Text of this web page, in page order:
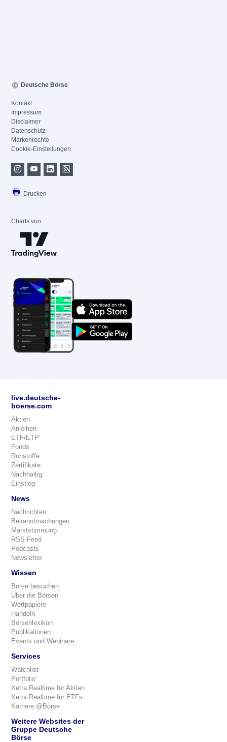
Deutsche Börse
Kontakt
Impressum
Disclaimer
Datenschutz
Markenrechte
Cookie-Einstellungen
Drucken
Charts von
live.deutsche-
boerse.com
Aktien
Anleihen
ETF/ETP
Fonds
Rohstoffe
Zertifikate
Nachhaltig
Einstieg
News
Nachrichten
Bekanntmachungen
Marktstimmung
RSS-Feed
Podcasts
Newsletter
Wissen
Börse besuchen
Über die Börsen
Wertpapiere
Handeln
Börsenlexikon
Publikationen
Events und Webinare
Services
Watchlist
Portfolio
Xetra Realtime für Aktien
Xetra Realtime für ETFs
Karriere @Börse
Weitere Websites der
Gruppe Deutsche
Börse